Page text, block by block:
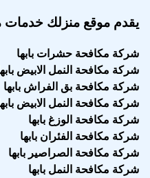
يقدم موقع منزلك خدمات
شركة مكافحة حشرات بابها
شركة مكافحة النمل الابيض
شركة مكافحة بق الفراش بابها
شركة مكافحة النمل الابيض
شركة مكافحة الوزغ بابها
شركة مكافحة الفئران بابها
شركة مكافحة الصراصير بابها
شركة مكافحة النمل بابها